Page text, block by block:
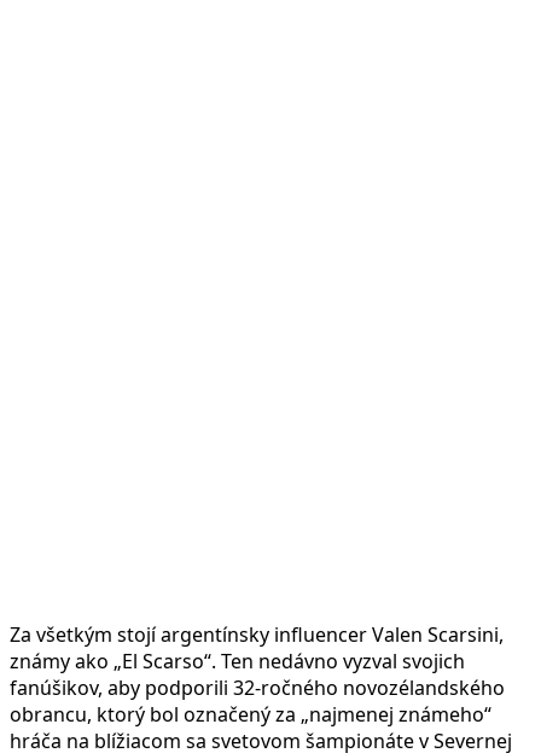
Za všetkým stojí argentínsky influencer Valen Scarsini,
známy ako „El Scarso“. Ten nedávno vyzval svojich
fanúšikov, aby podporili 32-ročného novozélandského
obrancu, ktorý bol označený za „najmenej známeho“
hráča na blížiacom sa svetovom šampionáte v Severnej